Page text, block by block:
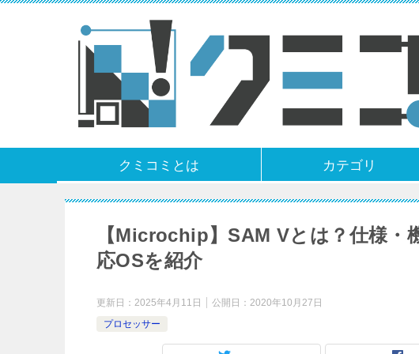
クミコミとは カテゴリ
【Microchip】SAM Vとは？仕様・
応OSを紹介
更新日： 2025年4月11日 公開日： 2020年10月27日
プロセッサー